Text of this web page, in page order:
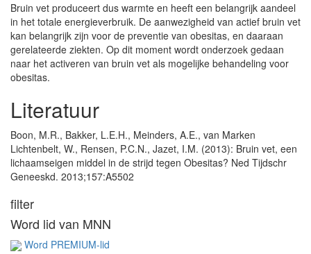
Bruin vet produceert dus warmte en heeft een belangrijk aandeel
in het totale energieverbruik. De aanwezigheid van actief bruin vet
kan belangrijk zijn voor de preventie van obesitas, en daaraan
gerelateerde ziekten. Op dit moment wordt onderzoek gedaan
naar het activeren van bruin vet als mogelijke behandeling voor
obesitas.
Literatuur
Boon, M.R., Bakker, L.E.H., Meinders, A.E., van Marken
Lichtenbelt, W., Rensen, P.C.N., Jazet, I.M. (2013): Bruin vet, een
lichaamseigen middel in de strijd tegen Obesitas? Ned Tijdschr
Geneeskd. 2013;157:A5502
filter
Word lid van MNN
Word PREMIUM-lid